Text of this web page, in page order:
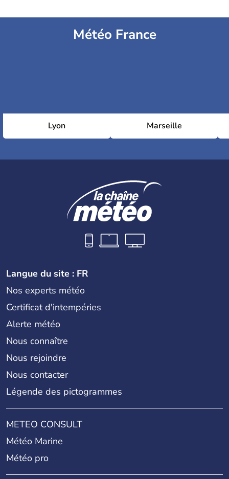
Météo France
Lyon Marseille
Langue du site : FR
Nos experts météo
Certificat d'intempéries
Alerte météo
Nous connaître
Nous rejoindre
Nous contacter
Légende des pictogrammes
METEO CONSULT
Météo Marine
Météo pro